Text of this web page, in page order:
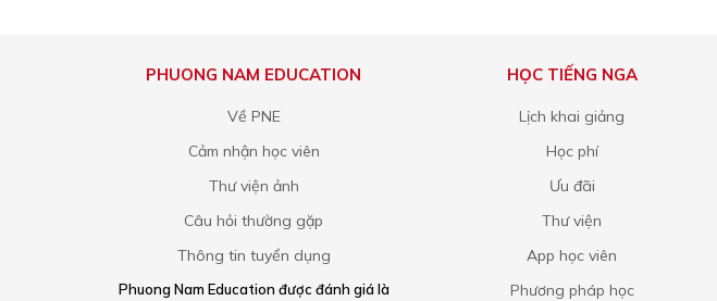
PHUONG NAM EDUCATION
Về PNE
Cảm nhận học viên
Thư viện ảnh
Câu hỏi thường gặp
Thông tin tuyển dụng
Phuong Nam Education được đánh giá là
HỌC TIẾNG NGA
Lịch khai giảng
Học phí
Ưu đãi
Thư viện
App học viên
Phương pháp học